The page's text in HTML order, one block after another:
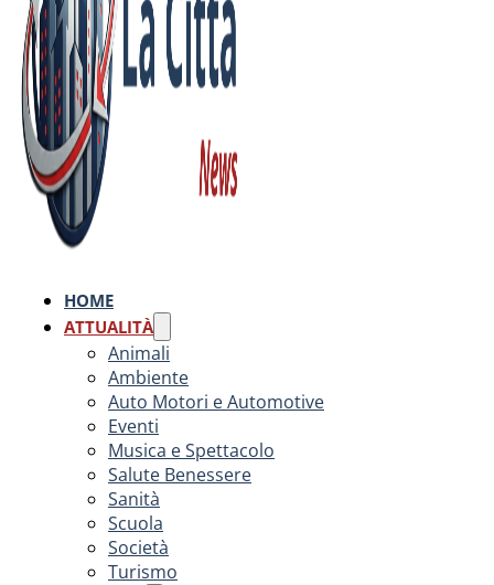
HOME
ATTUALITÀ
Animali
Ambiente
Auto Motori e Automotive
Eventi
Musica e Spettacolo
Salute Benessere
Sanità
Scuola
Società
Turismo